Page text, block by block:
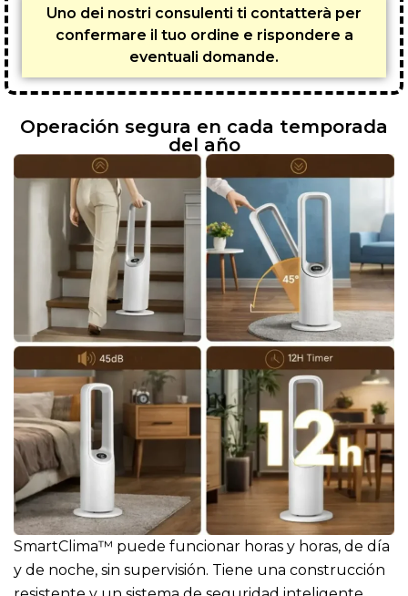
Uno dei nostri consulenti ti contatterà per
confermare il tuo ordine e rispondere a
eventuali domande.
Operación segura en cada temporada
del año
SmartClima™ puede funcionar horas y horas, de día
y de noche, sin supervisión. Tiene una construcción